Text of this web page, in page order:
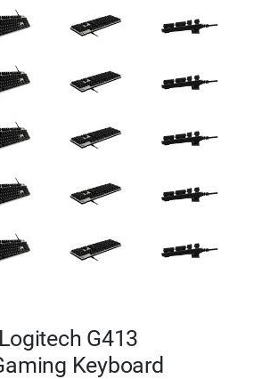
G413
Keyboard